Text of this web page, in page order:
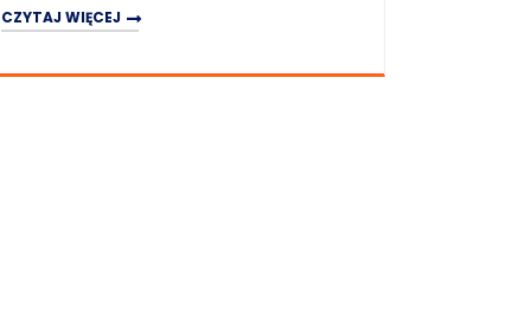
się do projektu Złotej Grupy Shandong w
CZYTAJ WIĘCEJ